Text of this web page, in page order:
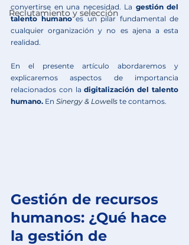
Reclutamiento y selección
convertirse en una necesidad. La gestión del
talento humano es un pilar fundamental de
cualquier organización y no es ajena a esta
realidad.
En el presente artículo abordaremos y
explicaremos aspectos de importancia
relacionados con la digitalización del talento
humano. En Sinergy & Lowells te contamos.
Gestión de recursos
humanos: ¿Qué hace
la gestión de